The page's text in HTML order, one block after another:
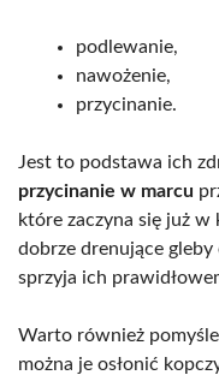
podlewanie,
nawożenie,
przycinanie.
Jest to podstawa ich
przycinanie w marcu
które zaczyna się już
dobrze drenujące
sprzyja ich
Warto również
można je osłonić